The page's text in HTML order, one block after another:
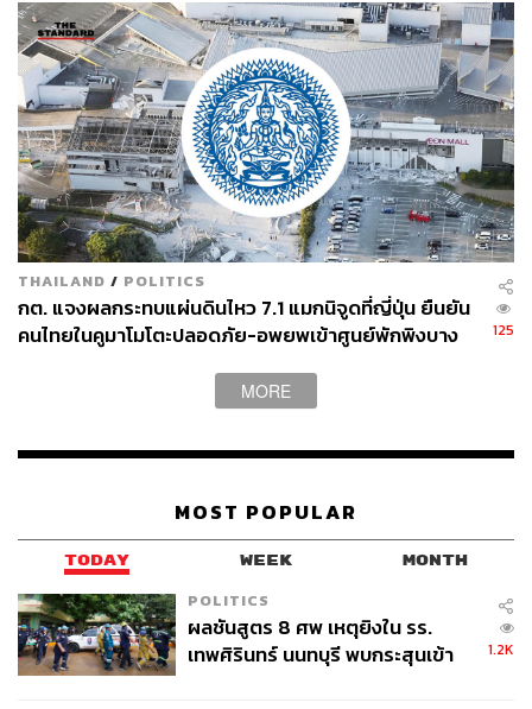
THAILAND / POLITICS
กต. แจงผลกระทบแผ่นดินไหว 7.1 แมกนิจูดที่ญี่ปุ่น ยืนยัน
คนไทยในคูมาโมโตะปลอดภัย-อพยพเข้าศูนย์พักพิงบาง
125
MORE
MOST POPULAR
TODAY WEEK MONTH
POLITICS
ผลชันสูตร 8 ศพ เหตุยิงใน รร.
เทพศิรินทร์ นนทบุรี พบกระสุนเข้า
1.2K